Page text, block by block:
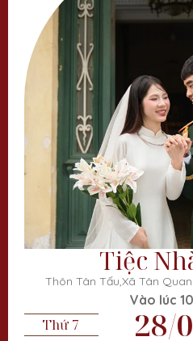
Tiệc
Thôn Tân Tấu,Xã Tân
Vào lúc
Thứ 7 28/